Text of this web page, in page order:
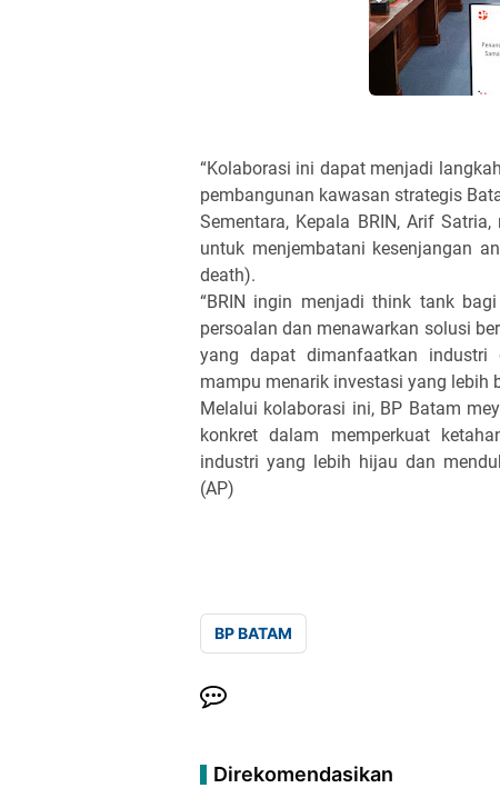
“Kolaborasi ini dapat menjadi
pembangunan kawasan strategis
Sementara, Kepala BRIN, Arif
untuk menjembatani kesenjangan
death).
“BRIN ingin menjadi think tank
persoalan dan menawarkan solusi
yang dapat dimanfaatkan industri
mampu menarik investasi yang lebih
Melalui kolaborasi ini, BP Batam
konkret dalam memperkuat
industri yang lebih hijau dan
(AP)
BP BATAM
Direkomendasikan